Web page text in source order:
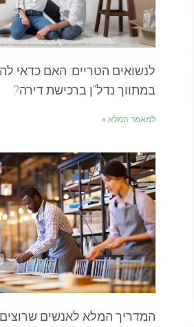
לנשואים הטריים: האם כדאי
במתווך נדל"ן ברכישת דירה?
למאמר המלא »
המדריך המלא לאנשים